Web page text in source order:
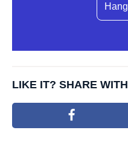
LIKE IT? SHARE